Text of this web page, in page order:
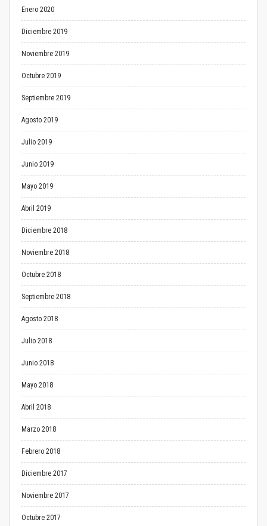
Enero 2020
Diciembre 2019
Noviembre 2019
Octubre 2019
Septiembre 2019
Agosto 2019
Julio 2019
Junio 2019
Mayo 2019
Abril 2019
Diciembre 2018
Noviembre 2018
Octubre 2018
Septiembre 2018
Agosto 2018
Julio 2018
Junio 2018
Mayo 2018
Abril 2018
Marzo 2018
Febrero 2018
Diciembre 2017
Noviembre 2017
Octubre 2017